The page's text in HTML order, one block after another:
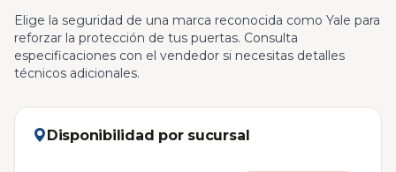
Elige la seguridad de una marca reconocida como Yale para
reforzar la protección de tus puertas. Consulta
especificaciones con el vendedor si necesitas detalles
técnicos adicionales.
Disponibilidad por sucursal